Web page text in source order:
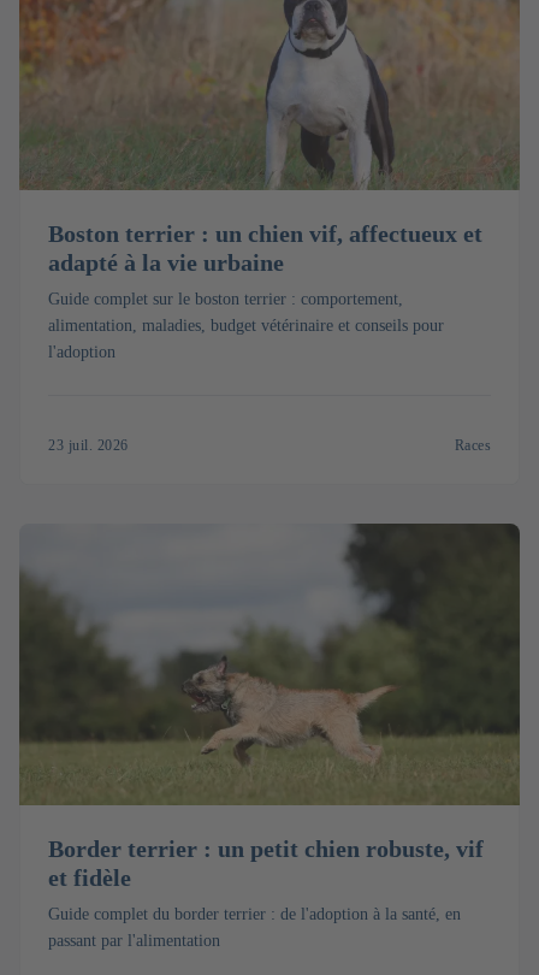
Boston terrier : un chien vif, affectueux et
adapté à la vie urbaine
Guide complet sur le boston terrier : comportement,
alimentation, maladies, budget vétérinaire et conseils pour
l'adoption
23 juil. 2026 Races
Border terrier : un petit chien robuste, vif
et fidèle
Guide complet du border terrier : de l'adoption à la santé, en
passant par l'alimentation